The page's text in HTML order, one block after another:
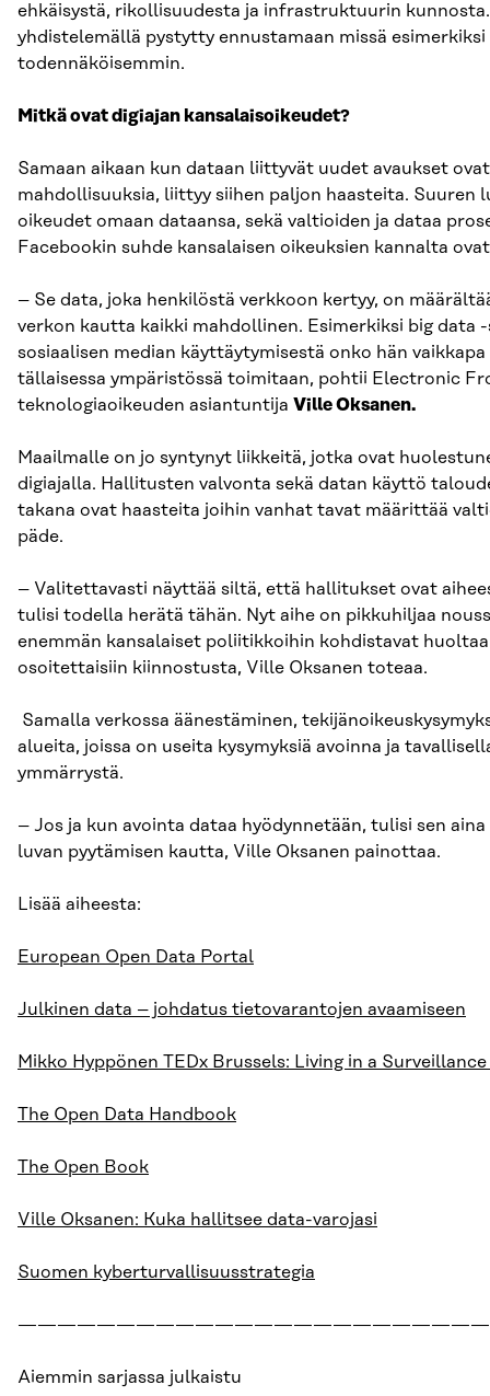
ehkäisystä, rikollisuudesta ja infrastruktuurin
yhdistelemällä pystytty ennustamaan missä
todennäköisemmin.
Mitkä ovat digiajan kansalaisoikeudet?
Samaan aikaan kun dataan liittyvät uudet avaukset
mahdollisuuksia, liittyy siihen paljon haasteita.
oikeudet omaan dataansa, sekä valtioiden ja dataa
Facebookin suhde kansalaisen oikeuksien kannalta
– Se data, joka henkilöstä verkkoon kertyy, on
verkon kautta kaikki mahdollinen. Esimerkiksi big data
sosiaalisen median käyttäytymisestä onko hän
tällaisessa ympäristössä toimitaan, pohtii Electronic
teknologiaoikeuden asiantuntija Ville Oksanen.
Maailmalle on jo syntynyt liikkeitä, jotka ovat
digiajalla. Hallitusten valvonta sekä datan käyttö
takana ovat haasteita joihin vanhat tavat määrittää
päde.
– Valitettavasti näyttää siltä, että hallitukset ovat
tulisi todella herätä tähän. Nyt aihe on pikkuhiljaa
enemmän kansalaiset poliitikkoihin kohdistavat
osoitettaisiin kiinnostusta, Ville Oksanen toteaa.
Samalla verkossa äänestäminen,
alueita, joissa on useita kysymyksiä avoinna ja
ymmärrystä.
– Jos ja kun avointa dataa hyödynnetään, tulisi sen
luvan pyytämisen kautta, Ville Oksanen painottaa.
Lisää aiheesta:
European Open Data Portal
Julkinen data – johdatus tietovarantojen avaamiseen
Mikko Hyppönen TEDx Brussels: Living in a
The Open Data Handbook
The Open Book
Ville Oksanen: Kuka hallitsee data-varojasi
Suomen kyberturvallisuusstrategia
Aiemmin sarjassa julkaistu